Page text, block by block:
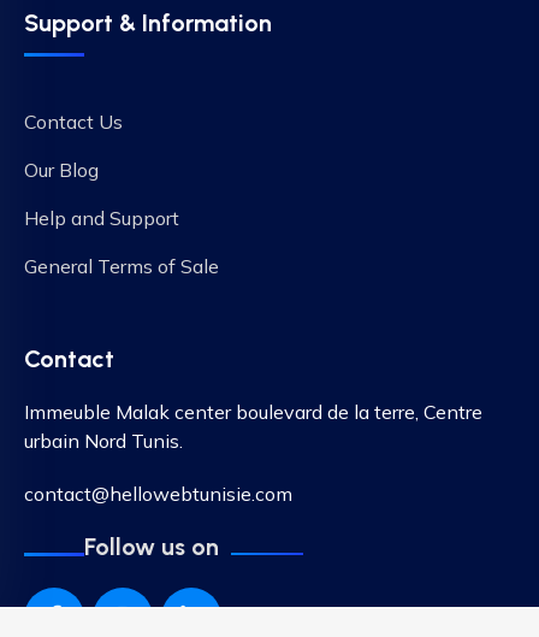
Support & Information
Contact Us
Our Blog
Help and Support
General Terms of Sale
Contact
Immeuble Malak center boulevard de la terre, Centre
urbain Nord Tunis.
contact@hellowebtunisie.com
Follow us on